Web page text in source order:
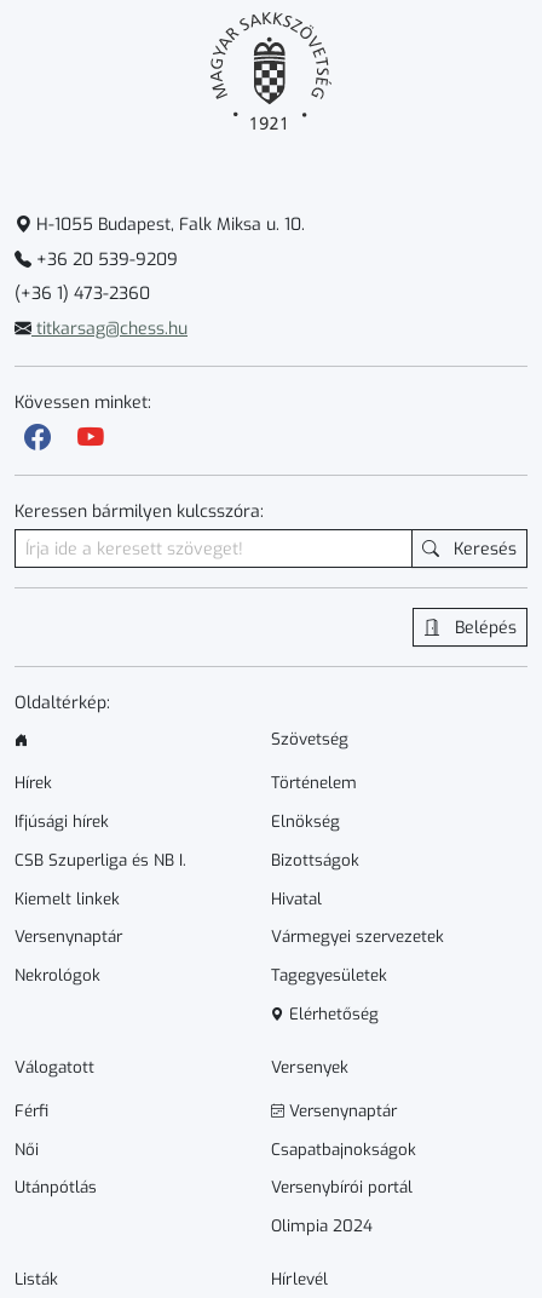
H-1055 Budapest, Falk Miksa u. 10.
+36 20 539-9209
(+36 1) 473-2360
titkarsag@chess.hu
Kövessen minket:
Keressen bármilyen kulcsszóra:
Keresés
Belépés
Oldaltérkép:
Hírek
Ifjúsági hírek
CSB Szuperliga és NB I.
Kiemelt linkek
Versenynaptár
Nekrológok
Szövetség
Történelem
Elnökség
Bizottságok
Hivatal
Vármegyei szervezetek
Tagegyesületek
Elérhetőség
Válogatott
Férfi
Női
Utánpótlás
Versenyek
Versenynaptár
Csapatbajnokságok
Versenybírói portál
Olimpia 2024
Listák Hírlevél